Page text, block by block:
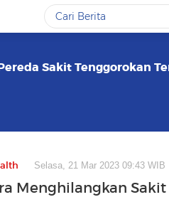
Sakit Tenggorokan
Selasa, 21 Mar 2023 09:43 WIB
Menghilangkan Sakit